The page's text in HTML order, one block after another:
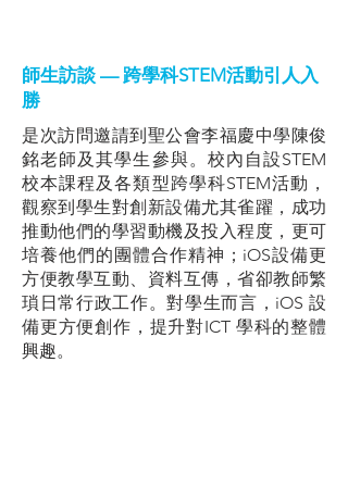
師生訪談 — 跨學科STEM活動引人入
勝
是次訪問邀請到聖公會李福慶中學陳俊
銘老師及其學生參與。校內自設STEM
校本課程及各類型跨學科STEM活動，
觀察到學生對創新設備尤其雀躍，成功
推動他們的學習動機及投入程度，更可
培養他們的團體合作精神；iOS設備更
方便教學互動、資料互傳，省卻教師繁
瑣日常行政工作。對學生而言，iOS 設
備更方便創作，提升對ICT 學科的整體
興趣。